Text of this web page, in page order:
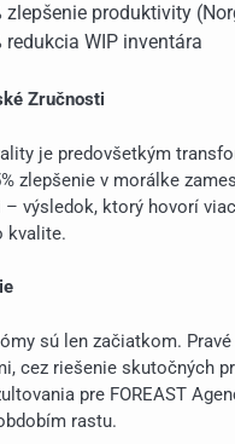
zlepšenie produktivity
redukcia WIP inventára
Zručnosti
je predovšetkým
zlepšenie v morálke
– výsledok, ktorý hovorí
kvalite.
sú len začiatkom.
cez riešenie skutočných
pre FOREAST
rastu.